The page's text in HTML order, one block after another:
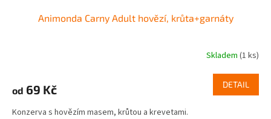
Animonda Carny Adult hovězí, krůta+garnáty
Skladem (1 ks)
od 69 Kč DETAIL
Konzerva s hovězím masem, krůtou a krevetami.